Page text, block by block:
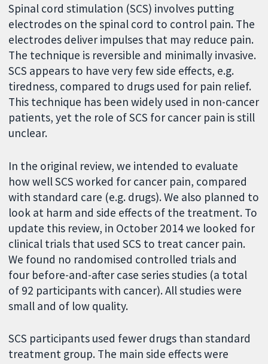
Spinal cord stimulation (SCS) involves putting
electrodes on the spinal cord to control pain. The
electrodes deliver impulses that may reduce pain.
The technique is reversible and minimally invasive.
SCS appears to have very few side effects, e.g.
tiredness, compared to drugs used for pain relief.
This technique has been widely used in non-cancer
patients, yet the role of SCS for cancer pain is still
unclear.
In the original review, we intended to evaluate
how well SCS worked for cancer pain, compared
with standard care (e.g. drugs). We also planned to
look at harm and side effects of the treatment. To
update this review, in October 2014 we looked for
clinical trials that used SCS to treat cancer pain.
We found no randomised controlled trials and
four before-and-after case series studies (a total
of 92 participants with cancer). All studies were
small and of low quality.
SCS participants used fewer drugs than standard
treatment group. The main side effects were